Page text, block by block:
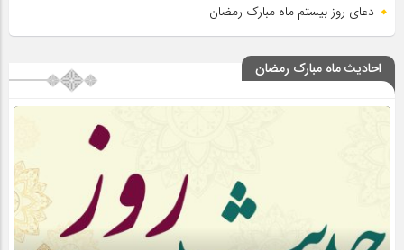
دعای روز بیستم ماه مبارک رمضان
احادیث ماه مبارک رمضان